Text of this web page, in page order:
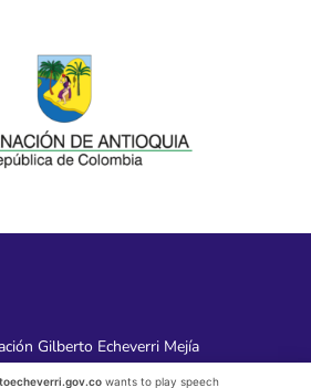
Gilberto Echeverri Mejía
wants to play speech